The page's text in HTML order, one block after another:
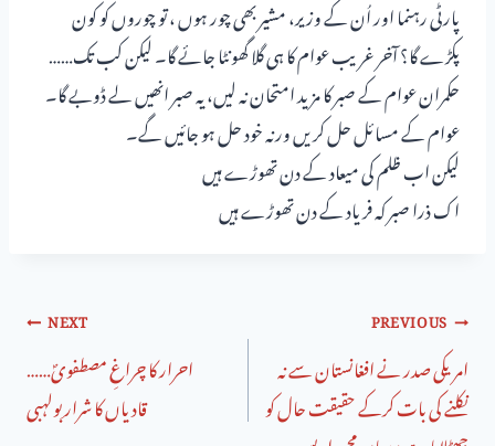
پارٹی رہنما اور اُن کے وزیر، مشیر بھی چور ہوں ، تو چوروں کو کون
پکڑے گا؟ آخر غریب عوام کا ہی گلا گھونٹا جائے گا۔ لیکن کب تک……
حکمران عوام کے صبر کا مزید امتحان نہ لیں، یہ صبر انھیں لے ڈوبے گا۔
عوام کے مسائل حل کریں ورنہ خود حل ہو جائیں گے۔
لیکن اب ظلم کی میعاد کے دن تھوڑے ہیں
اک ذرا صبر کہ فریاد کے دن تھوڑے ہیں
PREVIOUS
امریکی صدر نے افغانستان سے نہ
نکلنے کی بات کرکے حقیقت حال کو
NEXT
احرار کا چراغِ مصطفویؐ……
قادیاں کا شرار ِبولہبی